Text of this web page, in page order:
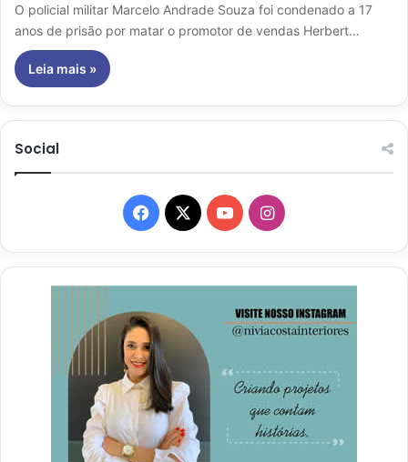
O policial militar Marcelo Andrade Souza foi condenado a 17
anos de prisão por matar o promotor de vendas Herbert…
Leia mais »
Social
Facebook
X YouTubeInstagram